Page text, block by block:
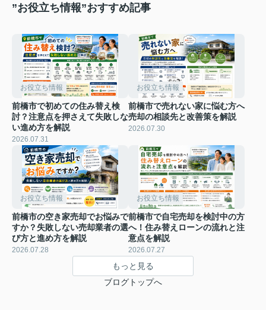
”お役立ち情報”おすすめ記事
お役立ち情報
前橋市で初めての住み替え検
討？注意点を押さえて失敗しな
い進め方を解説
2026.07.31
お役立ち情報
前橋市で売れない家に悩む方へ
売却の相談先と改善策を解説
2026.07.30
お役立ち情報
前橋市の空き家売却でお悩みで
すか？失敗しない売却業者の選
び方と進め方を解説
2026.07.28
お役立ち情報
前橋市で自宅売却を検討中の方
へ！住み替えローンの流れと注
意点を解説
2026.07.27
もっと見る
ブログトップへ